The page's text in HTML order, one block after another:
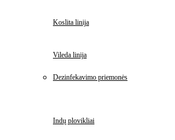
Koslita linija
Vileda linija
Dezinfekavimo priemonės
Indų plovikliai